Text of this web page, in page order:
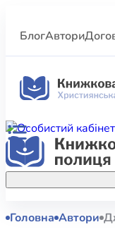
БлогАвтори
Акційні
Головна Автори